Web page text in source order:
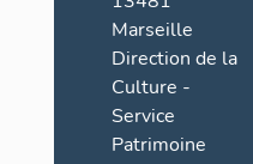
Marseille
Direction de la
Culture -
Service
Patrimoine